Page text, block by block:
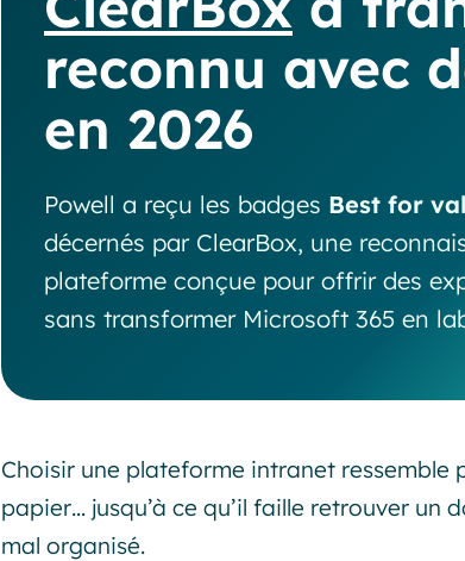
reconnu avec
en 2026
Powell a reçu les badges Best for
décernés par ClearBox, une
plateforme conçue pour offrir des
sans transformer Microsoft 365 en
Choisir une plateforme intranet ressemble
papier… jusqu’à ce qu’il faille retrouver un
mal organisé.